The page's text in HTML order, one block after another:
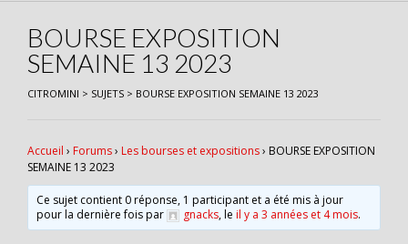
BOURSE EXPOSITION
SEMAINE 13 2023
CITROMINI > SUJETS > BOURSE EXPOSITION SEMAINE 13 2023
Accueil › Forums› Les bourses et expositions› BOURSE EXPOSITION
SEMAINE 13 2023
Ce sujet contient 0 réponse, 1 participant et a été mis à jour
pour la dernière fois par
gnacks, leil y a 3 années et 4 mois.